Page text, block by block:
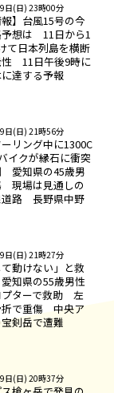
日(日) 23時00分
報】台風15号の今
想は 11日から1
て日本列島を横断
性 11日午後9時に
達する予報
日(日) 21時56分
リング中に1300C
イクが縁石に衝突
愛知県の45歳男
現場は見通しの
道路 長野県中野
日(日) 21時27分
て動けない」と救
知県の55歳男性
プターで救助 左
折で重傷 中央ア
剣岳で遭難
日(日) 20時37分